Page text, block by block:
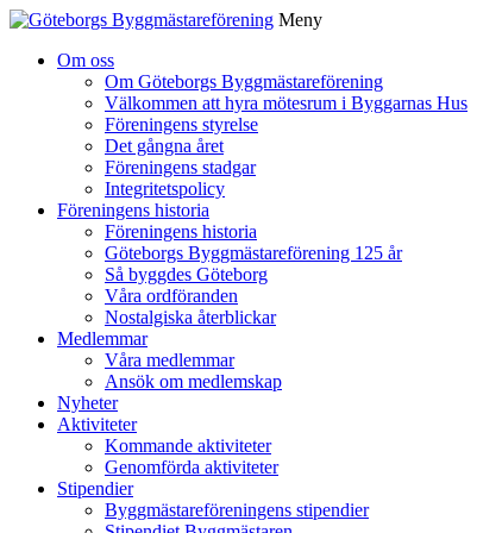
Meny
Om oss
Om Göteborgs Byggmästareförening
Välkommen att hyra mötesrum i Byggarnas Hus
Föreningens styrelse
Det gångna året
Föreningens stadgar
Integritetspolicy
Föreningens historia
Föreningens historia
Göteborgs Byggmästareförening 125 år
Så byggdes Göteborg
Våra ordföranden
Nostalgiska återblickar
Medlemmar
Våra medlemmar
Ansök om medlemskap
Nyheter
Aktiviteter
Kommande aktiviteter
Genomförda aktiviteter
Stipendier
Byggmästareföreningens stipendier